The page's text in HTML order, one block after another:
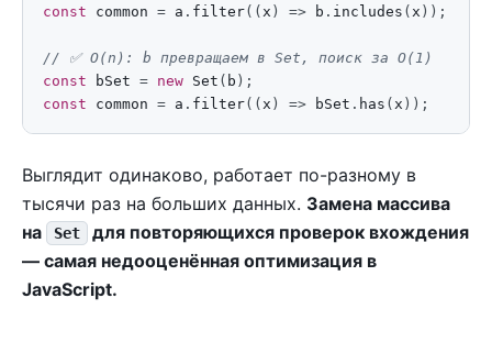
const common = a . filter(( x ) => b . includes ( x ));
const
bSet = new Set ( b );
const
common = a . filter(( x ) => bSet . has ( x ));
Выглядит одинаково, работает по-разному в
тысячи раз на больших данных. Замена массива
на
Set
для повторяющихся проверок вхождения
— самая недооценённая оптимизация в
JavaScript.